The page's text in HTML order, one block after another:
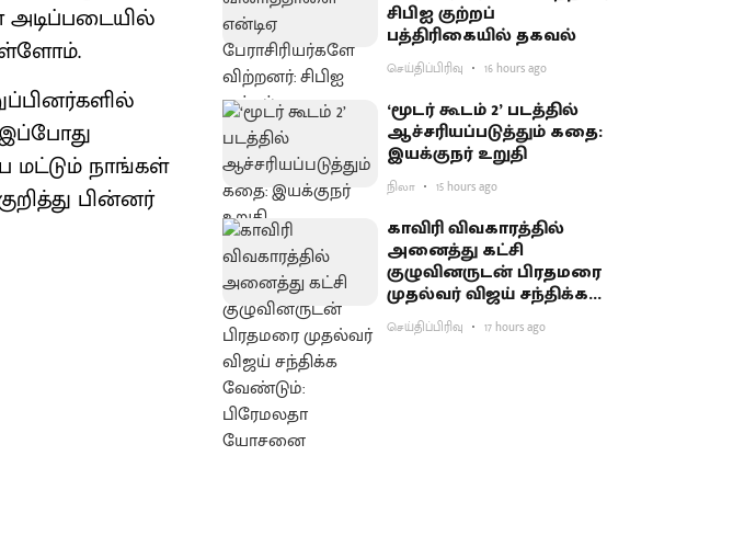
நாங்கள்
பின்னர்
சிபிஐ குற்றப்
பத்திரிகையில் தகவல்
செய்திப்பிரிவு 16 hours ago
‘மூடர் கூடம் 2’ படத்தில்
ஆச்சரியப்படுத்​தும் கதை:
இயக்குநர் உறுதி
நிலா 15 hours ago
காவிரி விவகாரத்தில்
அனைத்து கட்சி
குழுவினருடன் பிரதமரை
முதல்வர் விஜய் சந்திக்க
வேண்டும்: பிரேமலதா
யோசனை
செய்திப்பிரிவு 17 hours ago